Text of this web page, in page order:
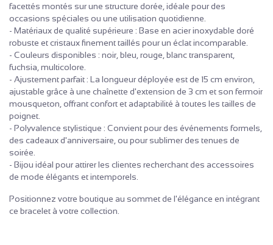
facettés montés sur une structure dorée, idéale pour des
occasions spéciales ou une utilisation quotidienne.
- Matériaux de qualité supérieure : Base en acier inoxydable doré
robuste et cristaux finement taillés pour un éclat incomparable.
- Couleurs disponibles : noir, bleu, rouge, blanc transparent,
fuchsia, multicolore.
- Ajustement parfait : La longueur déployée est de 15 cm environ,
ajustable grâce à une chaînette d'extension de 3 cm et son fermoir
mousqueton, offrant confort et adaptabilité à toutes les tailles de
poignet.
- Polyvalence stylistique : Convient pour des événements formels,
des cadeaux d'anniversaire, ou pour sublimer des tenues de
soirée.
- Bijou idéal pour attirer les clientes recherchant des accessoires
de mode élégants et intemporels.
Positionnez votre boutique au sommet de l'élégance en intégrant
ce bracelet à votre collection.